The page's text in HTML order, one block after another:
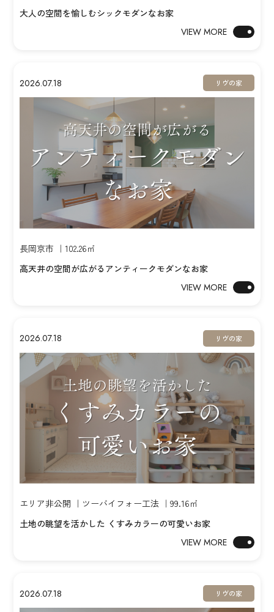
大人の空間を愉しむシックモダンなお家
VIEW MORE
2026.07.18 リヴの家
長岡京市 ｜102.26㎡
高天井の空間が広がるアンティークモダンなお家
VIEW MORE
2026.07.18 リヴの家
エリア非公開 ｜ツーバイフォー工法 ｜99.16㎡
土地の眺望を活かした くすみカラーの可愛いお家
VIEW MORE
2026.07.18 リヴの家